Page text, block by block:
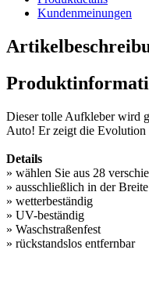
Kundenmeinungen
Dieser tolle Aufkleber wird
Auto! Er zeigt die
Details
» wählen Sie aus 28
» ausschließlich in der
» wetterbeständig
» UV-beständig
» Waschstraßenfest
» rückstandslos entfernbar